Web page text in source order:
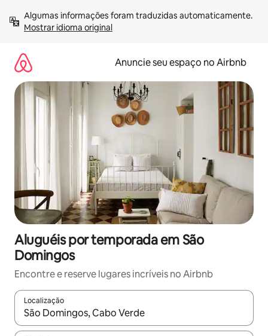
para
Mostrar idioma original
Anuncie seu espaço no Airbnb
Aluguéis por temporada em São
Domingos
Encontre e reserve lugares incríveis no Airbnb
Localização
Quando os resultados estiverem disponíveis, explore-os